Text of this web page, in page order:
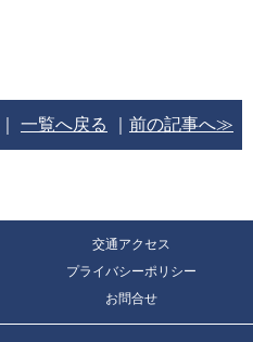
一覧へ戻る 前の記事へ≫
交通アクセス
プライバシーポリシー
お問合せ